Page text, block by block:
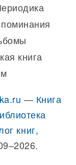
книга
— Книга
книг,